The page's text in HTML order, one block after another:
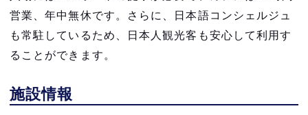
営業、年中無休です。さらに、日本語コンシェルジュ
も常駐しているため、日本人観光客も安心して利用す
ることができます。
施設情報